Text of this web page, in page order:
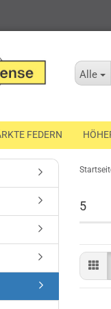
Alle
FEDERN
5